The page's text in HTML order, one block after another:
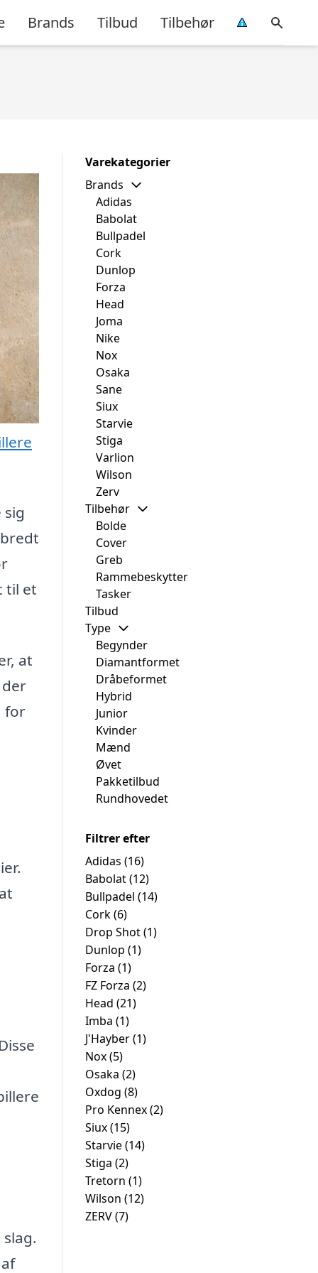
Brands Tilbud Tilbehør
til et
at
for
Varekategorier
Brands
Adidas
Babolat
Bullpadel
Cork
Dunlop
Forza
Head
Joma
Nike
Nox
Osaka
Sane
Siux
Starvie
Stiga
Varlion
Wilson
Zerv
Tilbehør
Bolde
Cover
Greb
Rammebeskytter
Tasker
Tilbud
Type
Begynder
Diamantformet
Dråbeformet
Hybrid
Junior
Kvinder
Mænd
Øvet
Pakketilbud
Rundhovedet
Filtrer efter
Adidas (16)
Babolat(12)
Bullpadel (14)
Cork(6)
Drop Shot(1)
Dunlop (1)
Forza (1)
FZ Forza (2)
Head (21)
Imba (1)
J'Hayber(1)
Nox(5)
Osaka (2)
Oxdog (8)
Pro Kennex(2)
Siux(15)
Starvie(14)
Stiga (2)
Tretorn (1)
Wilson (12)
ZERV(7)